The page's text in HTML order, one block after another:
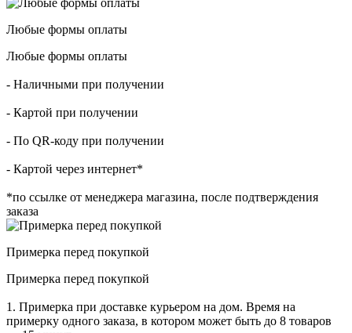
Любые формы оплаты
Любые формы оплаты
- Наличными при получении
- Картой при получении
- По QR-коду при получении
- Картой через интернет*
*по ссылке от менеджера магазина, после подтверждения
заказа
Примерка перед покупкой
Примерка перед покупкой
1. Примерка при доставке курьером на дом. Время на
примерку одного заказа, в котором может быть до 8 товаров